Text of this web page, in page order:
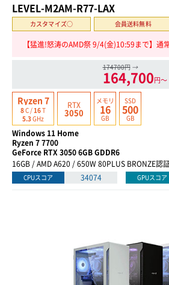
LEVEL-M2AM-R77-LAX
カスタマイズ○ 会員送料無料
【猛進!怒涛のAMD祭 9/4(金)10:59まで】通
174700円 →
164,700円〜
Ryzen 7
8C / 16T
5.3GHz
RTX
3050
メモリ
16
GB
SSD
500
GB
Windows 11 Home
Ryzen 7 7700
GeForce RTX 3050 6GB GDDR6
16GB / AMD A620 / 650W 80PLUS BRONZE認
CPUスコア 34074 GPUスコア